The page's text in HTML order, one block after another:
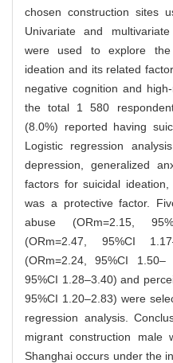
chosen construction sites
Univariate and
were used to explore the
ideation and its related
negative cognition and
the total 1 580
(8.0%) reported having
Logistic regression
depression, generalized
factors for suicidal
was a protective factor.
abuse (ORm=2.15,
(ORm=2.47, 95%CI
(ORm=2.24, 95%CI 1.50–
95%CI 1.28–3.40) and
95%CI 1.20–2.83) were
regression analysis.
migrant construction male
Shanghai occurs under the